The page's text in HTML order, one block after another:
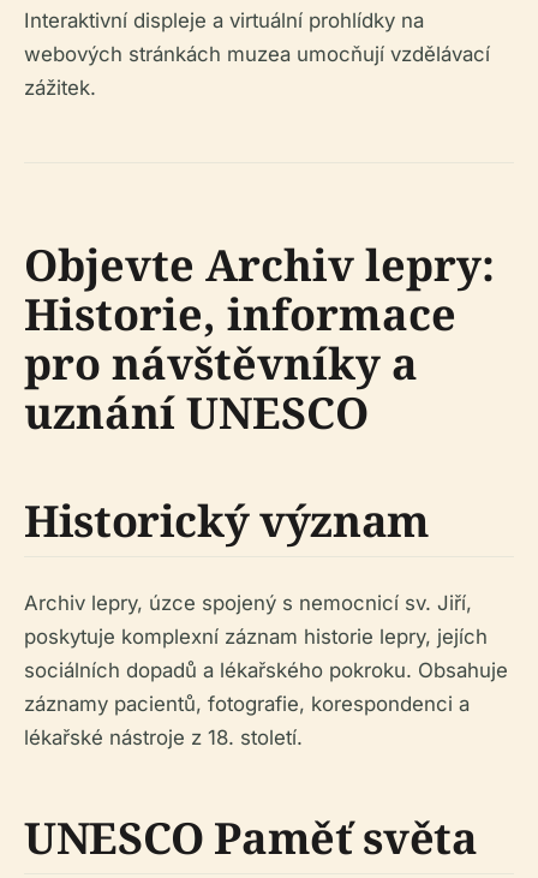
Interaktivní displeje a virtuální prohlídky na
webových stránkách muzea umocňují vzdělávací
zážitek.
Objevte Archiv lepry:
Historie, informace
pro návštěvníky a
uznání UNESCO
Historický význam
Archiv lepry, úzce spojený s nemocnicí sv. Jiří,
poskytuje komplexní záznam historie lepry, jejích
sociálních dopadů a lékařského pokroku. Obsahuje
záznamy pacientů, fotografie, korespondenci a
lékařské nástroje z 18. století.
UNESCO Paměť světa